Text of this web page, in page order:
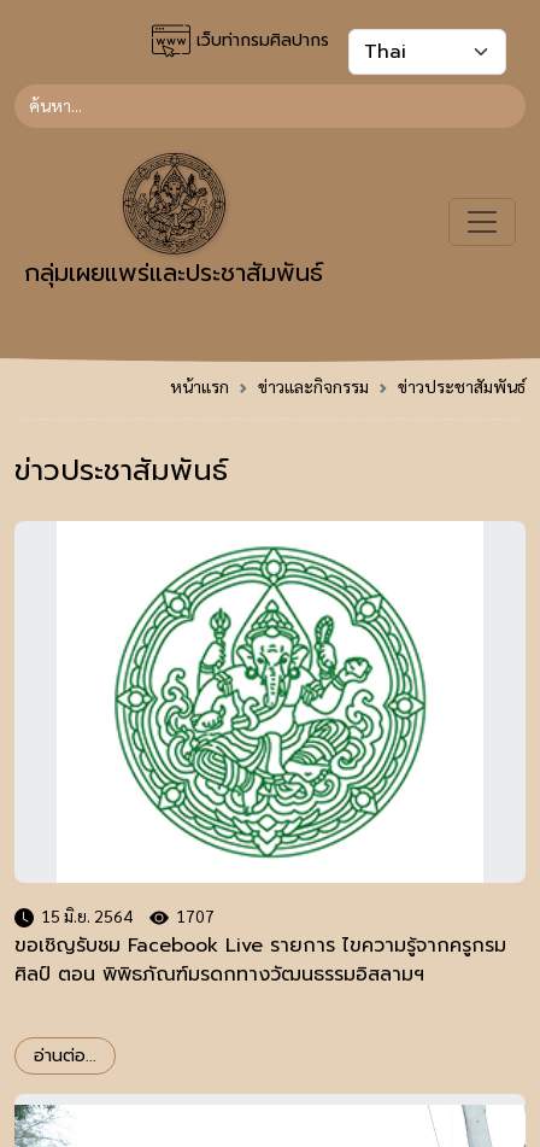
เว็บท่ากรมศิลปากร
กลุ่มเผยแพร่และประชาสัมพันธ์
หน้าแรก ข่าวและกิจกรรม ข่าวประชาสัมพันธ์
ข่าวประชาสัมพันธ์
15 มิ.ย. 2564 1707
ขอเชิญรับชม Facebook Live รายการ ไขความรู้จากครูกรม
ศิลป์ ตอน พิพิธภัณฑ์มรดกทางวัฒนธรรมอิสลามฯ
อ่านต่อ...